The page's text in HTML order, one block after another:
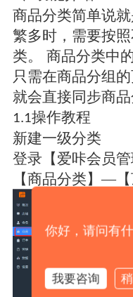
商品分类简单说
繁多时，需要按
类。
商品分类中
只需在商品分组
就会直接同步商
1.1操作教程
新建一级分类
登录【爱咔会员
【商品分类】—
你好，请问有
我要咨询